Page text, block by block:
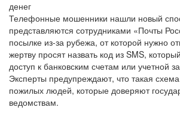
Телефонные мошенники нашли новый
представляются сотрудниками «Почты
посылке из-за рубежа, от которой нужно
жертву просят назвать код из SMS,
доступ к банковским счетам или учетной
Эксперты предупреждают, что такая
пожилых людей, которые доверяют
ведомствам.